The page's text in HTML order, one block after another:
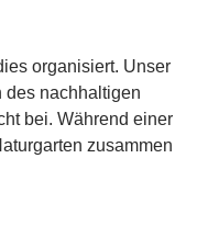
organisiert. Unser
des nachhaltigen
bei. Während einer
zusammen